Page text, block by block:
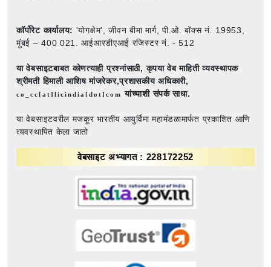
कॉर्पोरेट कार्यालय: 'योगक्षेम', जीवन बीमा मार्ग, पी.ओ. बॉक्स नं. 19953,
मुंबई – 400 021. आईआरडीएआई रजिस्टर नं. - 512
या वेबसाइटबाबत कोणत्याही प्रश्नांसाठी, कृपया वेब माहिती व्यवस्थापक
श्रीमती हिमाली आशिष मांजरेकर,प्रशासकीय अधिकारी,
co_cc[at]licindia[dot]comयांच्याशी संपर्क साधा.
या वेबसाइटवरील मजकूर भारतीय आयुर्विमा महामंडळामार्फत प्रकाशित आणि
व्यवस्थापित केला जातो
वेबसाइट अभ्यागत : 228172252